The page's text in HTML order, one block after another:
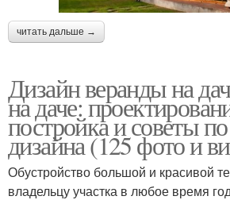
читать дальше →
Дизайн веранды на
на даче:
постройка и советы
дизайна (125 фото и
Обустройство большой и красивой
владельцу участка в любое время